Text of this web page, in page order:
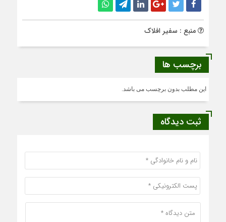
منبع : سفیر افلاک
برچسب ها
این مطلب بدون برچسب می باشد.
ثبت دیدگاه